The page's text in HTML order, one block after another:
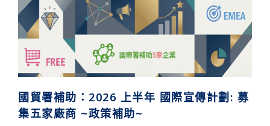
國貿署補助：2026 上半年 國際宣傳計劃: 募
集五家廠商 ~政策補助~